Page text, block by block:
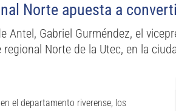
Norte apuesta a
Antel, Gabriel Gurméndez, el
Norte de la Utec, en la
el departamento riverense, los